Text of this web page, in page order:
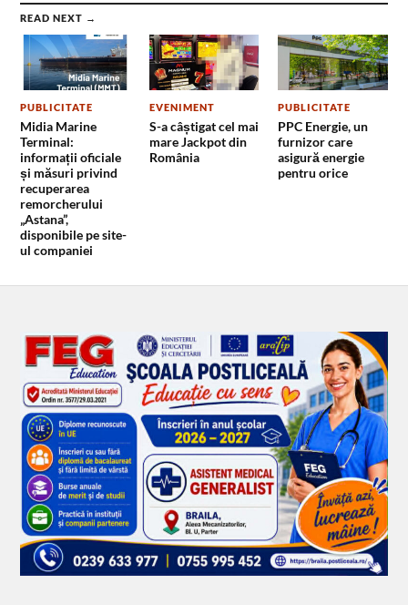
READ NEXT →
PUBLICITATE
Midia Marine
Terminal:
informații oficiale
și măsuri privind
recuperarea
remorcherului
„Astana”,
disponibile pe site-
ul companiei
EVENIMENT
S-a câștigat cel mai
mare Jackpot din
România
PUBLICITATE
PPC Energie, un
furnizor care
asigură energie
pentru orice